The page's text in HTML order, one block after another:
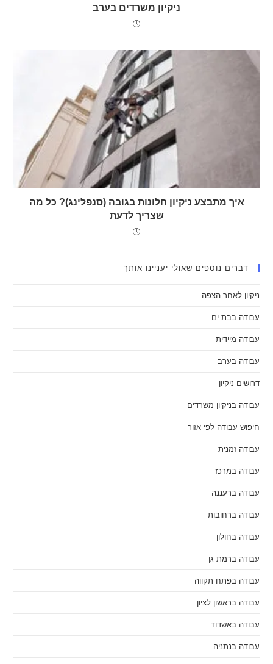
ניקיון משרדים בערב
איך מתבצע ניקיון חלונות בגובה (סנפלינג)? כל מה
שצריך לדעת
דברים נוספים שאולי יעניינו אותך
ניקיון לאחר הצפה
עבודה בבת ים
עבודה מיידית
עבודה בערב
דרושים ניקיון
עבודה בניקיון משרדים
חיפוש עבודה לפי אזור
עבודה זמנית
עבודה במרכז
עבודה ברעננה
עבודה ברחובות
עבודה בחולון
עבודה ברמת גן
עבודה בפתח תקווה
עבודה בראשון לציון
עבודה באשדוד
עבודה בנתניה